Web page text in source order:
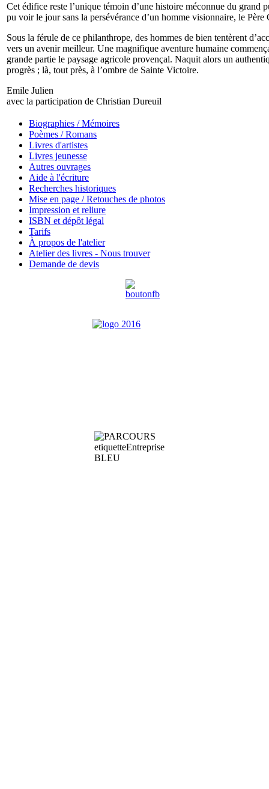
Cet édifice reste l’unique témoin d’une histoire méconnue du grand
pu voir le jour sans la persévérance d’un homme visionnaire, le Père
Sous la férule de ce philanthrope, des hommes de bien tentèrent
vers un avenir meilleur. Une magnifique aventure humaine
grande partie le paysage agricole provençal. Naquit alors un
progrès ; là, tout près, à l’ombre de Sainte Victoire.
Emile Julien
avec la participation de Christian Dureuil
Biographies / Mémoires
Poèmes / Romans
Livres d'artistes
Livres jeunesse
Autres ouvrages
Aide à l'écriture
Recherches historiques
Mise en page / Retouches de photos
Impression et reliure
ISBN et dépôt légal
Tarifs
À propos de l'atelier
Atelier des livres - Nous trouver
Demande de devis